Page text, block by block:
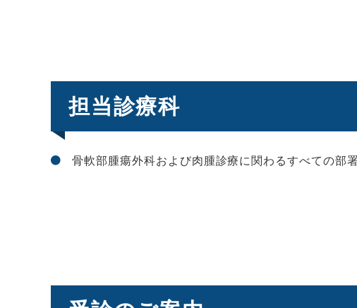
担当診療科
骨軟部腫瘍外科および肉腫診療に関わるすべての部